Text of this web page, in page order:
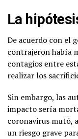
La
De acuerdo con el
contrajeron había
contagios entre
realizar los
Sin embargo, las
impacto sería
coronavirus mutó,
un riesgo grave